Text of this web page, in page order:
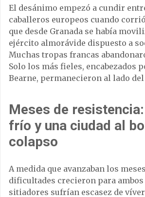
El desánimo empezó a cundir
caballeros europeos cuando
que desde Granada se había
ejército almorávide dispuesto a
Muchas tropas francas
Solo los más fieles, encabezados
Bearne, permanecieron al lado
Meses de
frío y una ciudad al
colapso
A medida que avanzaban los
dificultades crecieron para ambos
sitiadores sufrían escasez de